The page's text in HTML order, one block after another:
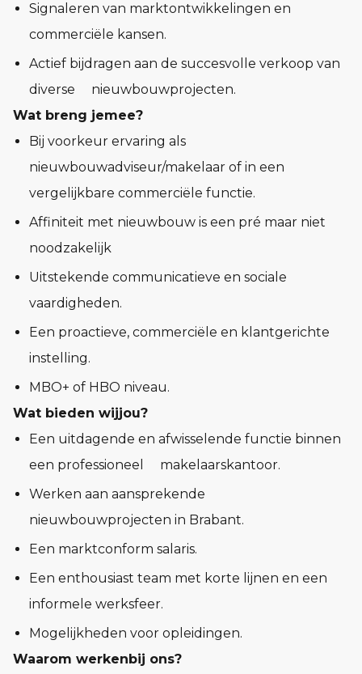
Signaleren van marktontwikkelingen en
commerciële kansen.
Actief bijdragen aan de succesvolle verkoop van
diverse nieuwbouwprojecten.
Wat breng jemee?
Bij voorkeur ervaring als
nieuwbouwadviseur/makelaar of in een
vergelijkbare commerciële functie.
Affiniteit met nieuwbouw is een pré maar niet
noodzakelijk
Uitstekende communicatieve en sociale
vaardigheden.
Een proactieve, commerciële en klantgerichte
instelling.
MBO+ of HBO niveau.
Wat bieden wijjou?
Een uitdagende en afwisselende functie binnen
een professioneel makelaarskantoor.
Werken aan aansprekende
nieuwbouwprojecten in Brabant.
Een marktconform salaris.
Een enthousiast team met korte lijnen en een
informele werksfeer.
Mogelijkheden voor opleidingen.
Waarom werkenbij ons?